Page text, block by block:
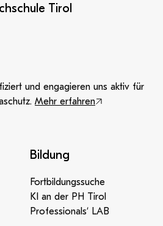
Tirol
und engagieren uns aktiv für
Mehr erfahren
Bildung
Fortbildungssuche
KI an der PH Tirol
Professionals‘ LAB